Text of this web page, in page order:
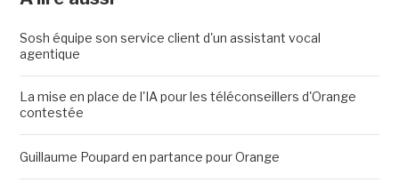
Sosh équipe son service client d'un assistant vocal
agentique
La mise en place de l'IA pour les téléconseillers d'Orange
contestée
Guillaume Poupard en partance pour Orange